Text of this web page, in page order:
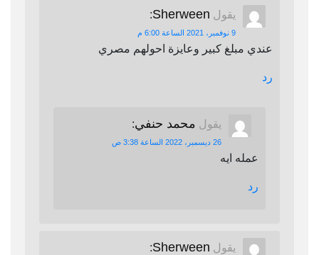
يقول Sherween
:
9 نوفمبر، 2021 الساعة 6:00 م
عندي مبلغ كبير وعايزة احولهم مصري
رد
يقول محمد حنفي:
26 ديسمبر، 2022 الساعة 3:38 ص
عمله ايه
رد
يقول Sherween
: